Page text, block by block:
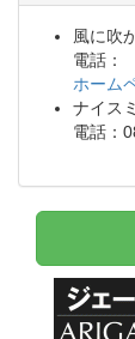
風に吹
電話：
ホーム
ナイス
電話：